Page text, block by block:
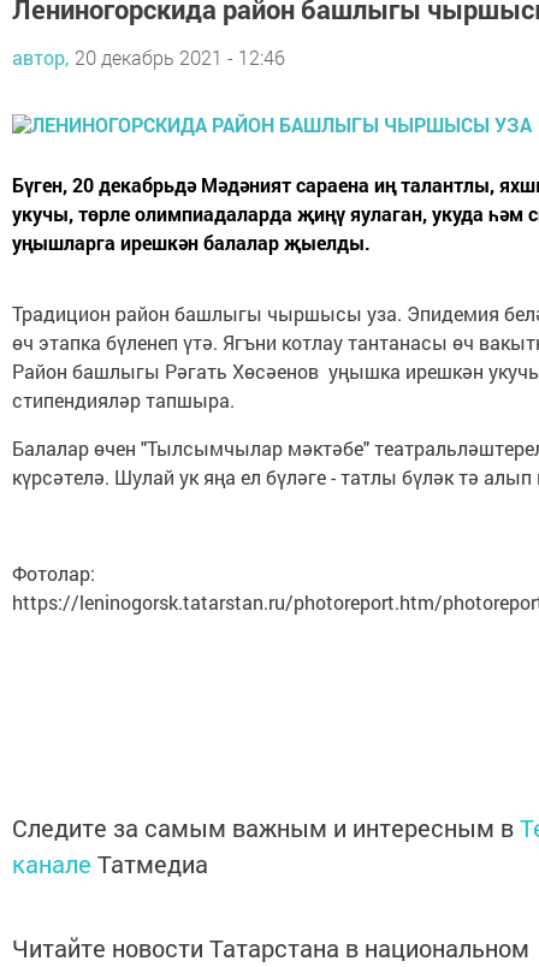
Лениногорскида район башлыгы
автор, 20 декабрь 2021 - 12:46
Бүген, 20 декабрьдә Мәдәният сараена иң талантлы,
укучы, төрле олимпиадаларда җиңү яулаган, укуда һәм
уңышларга ирешкән балалар җыелды.
Традицион район башлыгы чыршысы уза. Эпидемия
өч этапка бүленеп үтә. Ягъни котлау тантанасы өч
Район башлыгы Рәгать Хөсәенов уңышка ирешкән
стипендияләр тапшыра.
Балалар өчен "Тылсымчылар мәктәбе"
күрсәтелә. Шулай ук яңа ел бүләге - татлы бүләк тә алып
Фотолар:
https://leninogorsk.tatarstan.ru/photoreport.htm/
Следите за самым важным и интересным в
канале Татмедиа
Читайте новости Татарстана в национальном